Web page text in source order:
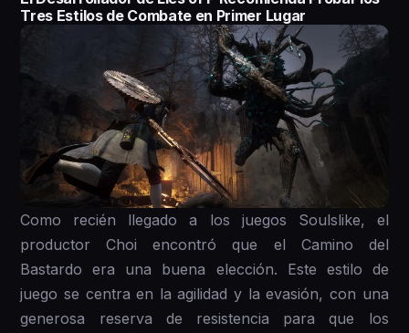
Tres Estilos de Combate en Primer Lugar
Como recién llegado a los juegos Soulslike, el
productor Choi encontró que el Camino del
Bastardo era una buena elección. Este estilo de
juego se centra en la agilidad y la evasión, con una
generosa reserva de resistencia para que los